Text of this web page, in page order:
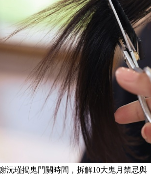
沅瑾揭鬼門關時間，拆解10大鬼月禁忌與